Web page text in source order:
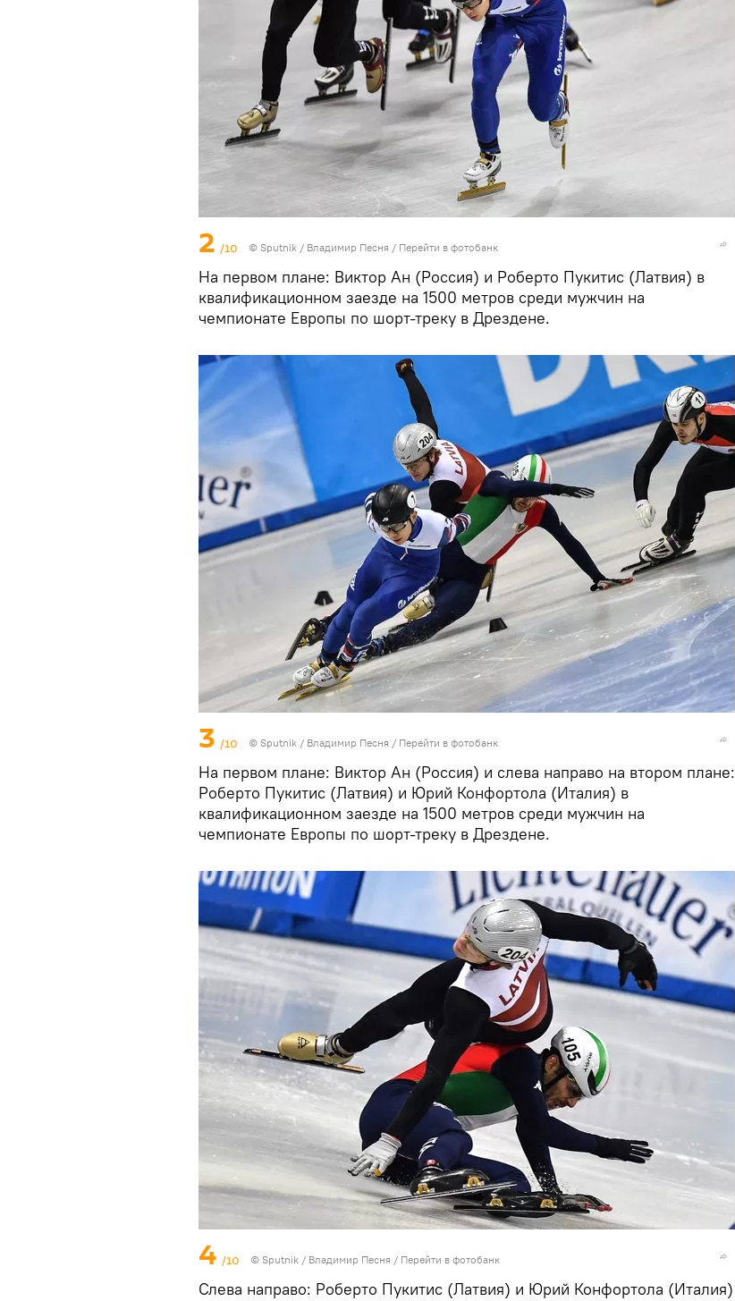
2 /10 © Sputnik / Владимир Песня / Перейти в фотобанк
На первом плане: Виктор Ан (Россия) и Роберто Пукитис (Латвия) в
квалификационном заезде на 1500 метров среди мужчин на
чемпионате Европы по шорт-треку в Дрездене.
3 /10 © Sputnik / Владимир Песня / Перейти в фотобанк
На первом плане: Виктор Ан (Россия) и слева направо на втором плане:
Роберто Пукитис (Латвия) и Юрий Конфортола (Италия) в
квалификационном заезде на 1500 метров среди мужчин на
чемпионате Европы по шорт-треку в Дрездене.
4 /10 © Sputnik / Владимир Песня / Перейти в фотобанк
Слева направо: Роберто Пукитис (Латвия) и Юрий Конфортола (Италия)